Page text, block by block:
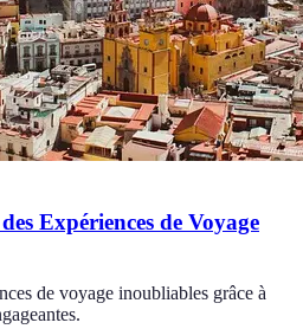
Expériences de Voyage
de voyage inoubliables grâce à